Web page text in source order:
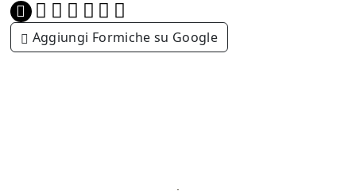
Aggiungi Formiche su Google